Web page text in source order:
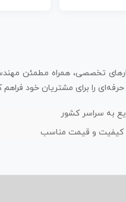
تخصصی، همراه مطمئن
را برای مشتریان خود فراهم
به سراسر کشور
کیفیت و قیمت مناسب